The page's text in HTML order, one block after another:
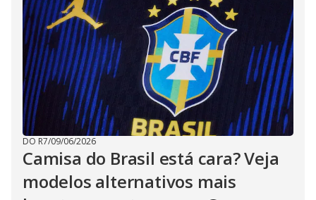
DO R7/09/06/2026
Camisa do Brasil está cara? Veja
modelos alternativos mais